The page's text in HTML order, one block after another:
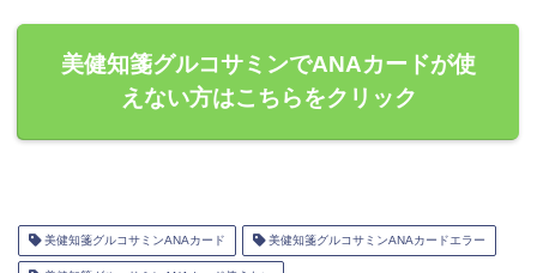
美健知箋グルコサミンでANAカードが使
えない方はこちらをクリック
美健知箋グルコサミンANAカード 美健知箋グルコサミンANAカードエラー